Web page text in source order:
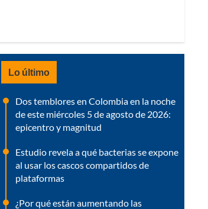
Lo último
Dos temblores en Colombia en la noche
de este miércoles 5 de agosto de 2026:
epicentro y magnitud
Estudio revela a qué bacterias se expone
al usar los cascos compartidos de
plataformas
¿Por qué están aumentando las